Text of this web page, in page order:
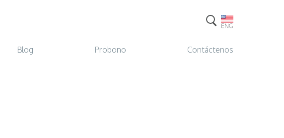
Blog Probono Contáctenos